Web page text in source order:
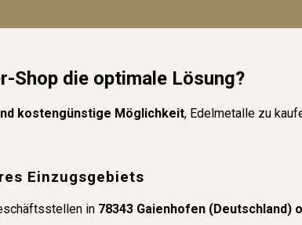
Shop die optimale Lösung?
kostengünstige Möglichkeit, Edelmetalle zu
Einzugsgebiets
in 78343 Gaienhofen (Deutschland)